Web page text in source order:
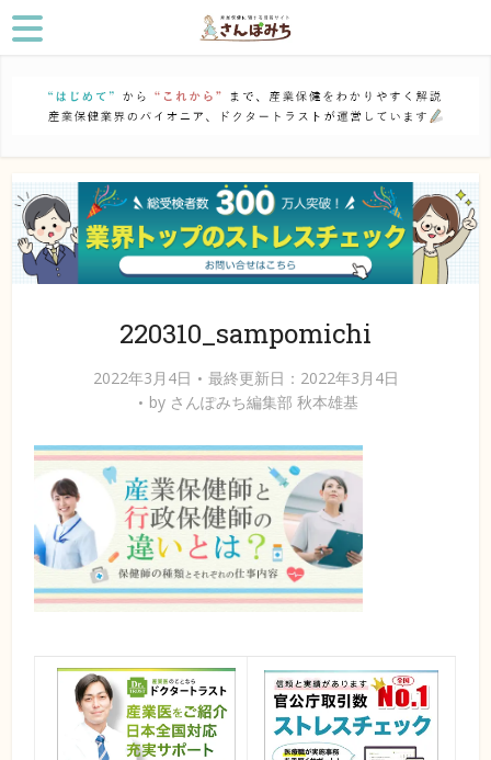
220310_sampomichi
2022年3月4日
最終更新日：2022年3月4日
by さんぽみち編集部 秋本雄基